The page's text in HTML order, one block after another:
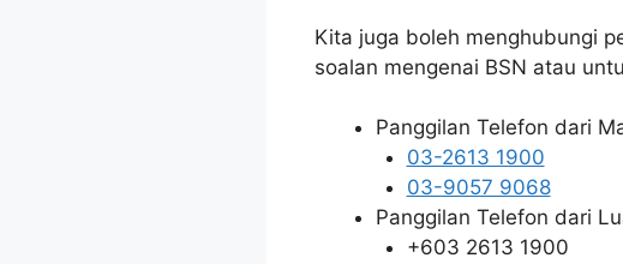
Kita juga boleh menghubungi
soalan mengenai BSN atau
Panggilan Telefon dari
03-2613 1900
03-9057 9068
Panggilan Telefon dari
+603 2613 1900